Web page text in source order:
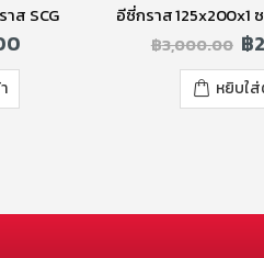
ส SCG
฿3,000.00 ฿
หยิบใส่